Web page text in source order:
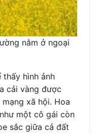
nằm ở ngoại
hình ảnh
cải vàng được
xã hội. Hoa
một cô gái còn
sắc giữa cả đất